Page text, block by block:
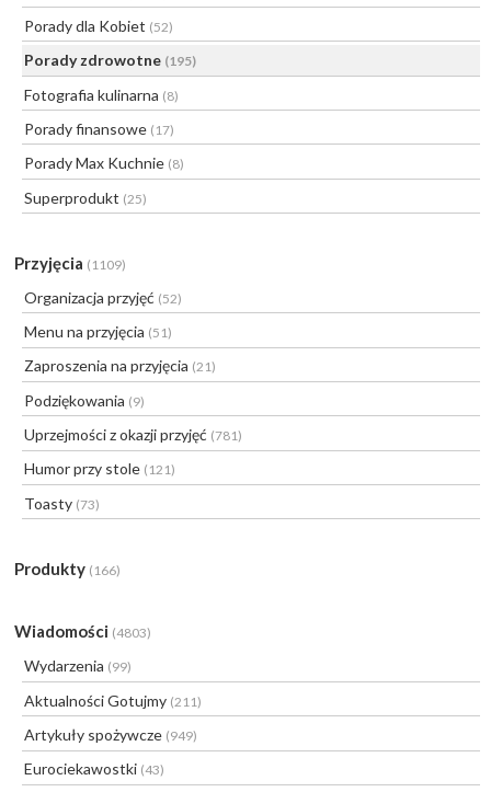
Porady dla Kobiet (52)
Porady zdrowotne (195)
Fotografia kulinarna (8)
Porady finansowe (17)
Porady Max Kuchnie (8)
Superprodukt (25)
Przyjęcia (1109)
Organizacja przyjęć (52)
Menu na przyjęcia (51)
Zaproszenia na przyjęcia (21)
Podziękowania (9)
Uprzejmości z okazji przyjęć (781)
Humor przy stole (121)
Toasty (73)
Produkty (166)
Wiadomości (4803)
Wydarzenia (99)
Aktualności Gotujmy (211)
Artykuły spożywcze (949)
Eurociekawostki (43)